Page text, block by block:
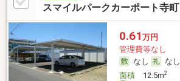
スマイルパークカーポート寺町
0.61 万円
管理費等なし
なし
なし
面積12.5m2